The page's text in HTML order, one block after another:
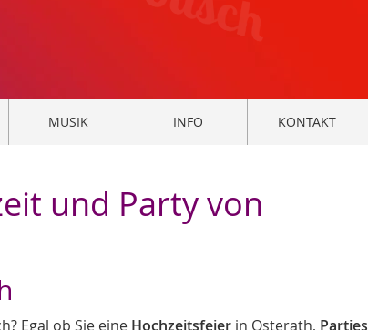
MUSIK INFO KONTAKT
und Party von
Egal ob Sie eine Hochzeitsfeier in Osterath, Parties